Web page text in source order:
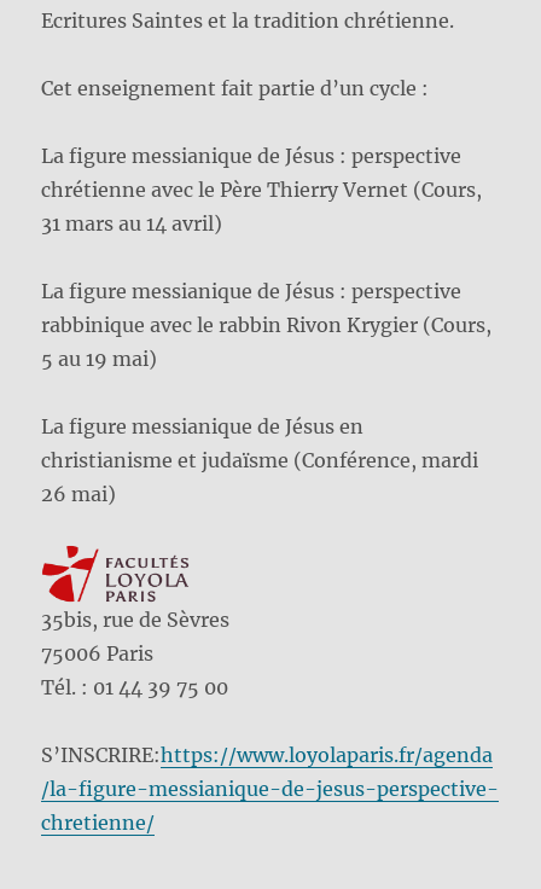
Ecritures Saintes et la tradition chrétienne.
Cet enseignement fait partie d’un cycle :
La figure messianique de Jésus : perspective
chrétienne avec le Père Thierry Vernet (Cours,
31 mars au 14 avril)
La figure messianique de Jésus : perspective
rabbinique avec le rabbin Rivon Krygier (Cours,
5 au 19 mai)
La figure messianique de Jésus en
christianisme et judaïsme (Conférence, mardi
26 mai)
35bis, rue de Sèvres
75006 Paris
Tél. : 01 44 39 75 00
S’INSCRIRE:https://www.loyolaparis.fr/agenda
/la-figure-messianique-de-jesus-perspective-
chretienne/